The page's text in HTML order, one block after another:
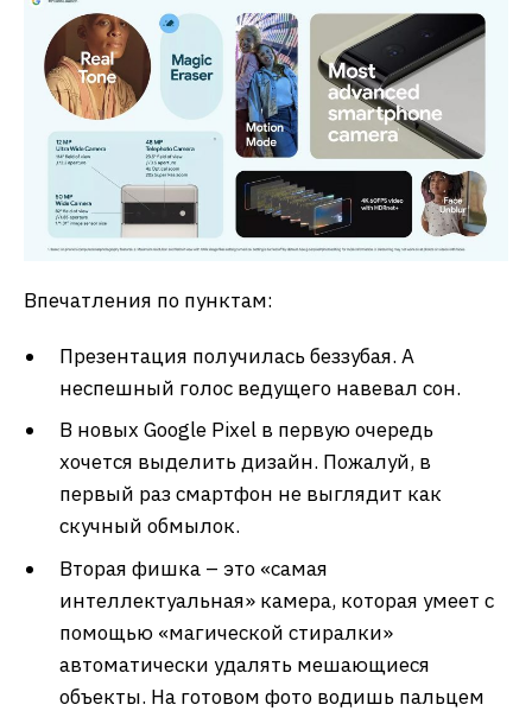
Впечатления по пунктам:
Презентация получилась беззубая. А
неспешный голос ведущего навевал сон.
В новых Google Pixel в первую очередь
хочется выделить дизайн. Пожалуй, в
первый раз смартфон не выглядит как
скучный обмылок.
Вторая фишка – это «самая
интеллектуальная» камера, которая умеет с
помощью «магической стиралки»
автоматически удалять мешающиеся
объекты. На готовом фото водишь пальцем